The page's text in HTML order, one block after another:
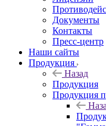
Документы
Контакты
Пресс-центр
Наши сайты
Продукция
Назад
Продукция
Продукция